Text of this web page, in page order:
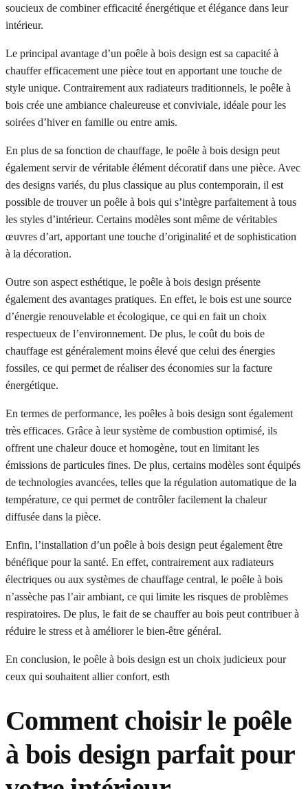
soucieux de combiner efficacité énergétique et élégance dans leur
intérieur.
Le principal avantage d’un poêle à bois design est sa capacité à
chauffer efficacement une pièce tout en apportant une touche de
style unique. Contrairement aux radiateurs traditionnels, le poêle à
bois crée une ambiance chaleureuse et conviviale, idéale pour les
soirées d’hiver en famille ou entre amis.
En plus de sa fonction de chauffage, le poêle à bois design peut
également servir de véritable élément décoratif dans une pièce. Avec
des designs variés, du plus classique au plus contemporain, il est
possible de trouver un poêle à bois qui s’intègre parfaitement à tous
les styles d’intérieur. Certains modèles sont même de véritables
œuvres d’art, apportant une touche d’originalité et de sophistication
à la décoration.
Outre son aspect esthétique, le poêle à bois design présente
également des avantages pratiques. En effet, le bois est une source
d’énergie renouvelable et écologique, ce qui en fait un choix
respectueux de l’environnement. De plus, le coût du bois de
chauffage est généralement moins élevé que celui des énergies
fossiles, ce qui permet de réaliser des économies sur la facture
énergétique.
En termes de performance, les poêles à bois design sont également
très efficaces. Grâce à leur système de combustion optimisé, ils
offrent une chaleur douce et homogène, tout en limitant les
émissions de particules fines. De plus, certains modèles sont équipés
de technologies avancées, telles que la régulation automatique de la
température, ce qui permet de contrôler facilement la chaleur
diffusée dans la pièce.
Enfin, l’installation d’un poêle à bois design peut également être
bénéfique pour la santé. En effet, contrairement aux radiateurs
électriques ou aux systèmes de chauffage central, le poêle à bois
n’assèche pas l’air ambiant, ce qui limite les risques de problèmes
respiratoires. De plus, le fait de se chauffer au bois peut contribuer à
réduire le stress et à améliorer le bien-être général.
En conclusion, le poêle à bois design est un choix judicieux pour
ceux qui souhaitent allier confort, esth
Comment choisir le poêle
à bois design parfait pour